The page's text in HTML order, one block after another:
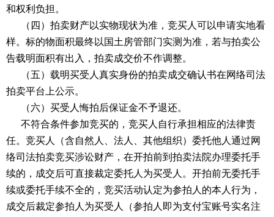
和权利负担。
（四）拍卖财产以实物现状为准，竞买人可以申请实地看
样。标的物面积最终以国土房管部门实测为准，若与拍卖公
告载明面积有出入，拍卖成交价不作调整。
（五）载明买受人真实身份的拍卖成交确认书在网络司法
拍卖平台上公示。
（六）买受人悔拍后保证金不予退还。
不符合条件参加竞买的，竞买人自行承担相应的法律责
任。竞买人（含自然人、法人、其他组织）委托他人通过网
络司法拍卖竞买涉讼财产，在开拍前到拍卖法院办理委托手
续的，成交后可直接裁定委托人为买受人。开拍前无委托手
续或委托手续不全的，竞买活动认定为参拍人的本人行为，
成交后裁定参拍人为买受人（参拍人即为支付宝账号实名注